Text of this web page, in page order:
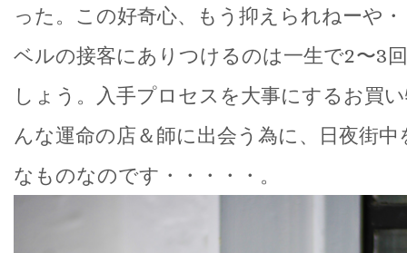
った。この好奇心、もう抑えられねーや
ベルの接客にありつけるのは一生で2〜3
しょう。入手プロセスを大事にするお買
んな運命の店＆師に出会う為に、日夜街
なものなのです・・・・・。